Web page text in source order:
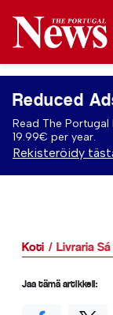
Reduced
Read The
19.99€ per year.
Rekisteröidy
Koti Livraria
Jaa tämä artikkeli: